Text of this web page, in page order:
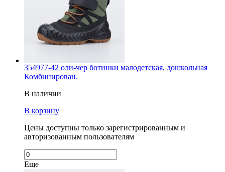
354977-42 оли-чер ботинки малодетская, дошкольная
Комбинирован.
В наличии
В корзину
Цены доступны только зарегистрированным и
авторизованным пользователям
Еще